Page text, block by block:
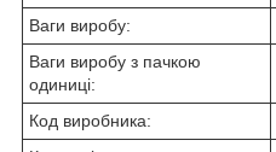
Ваги виробу:
Ваги виробу з пачкою
одиниці:
Код виробника: